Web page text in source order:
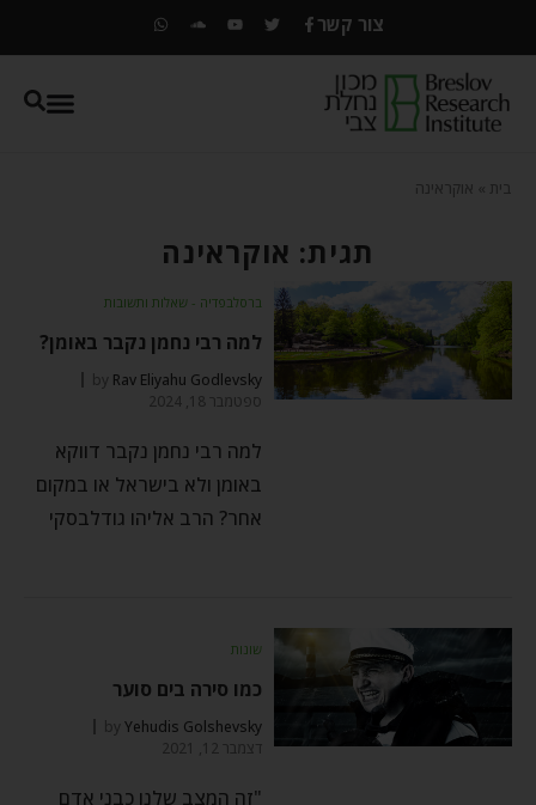
צור קשר
בית אוקראינה
תגית: אוקראינה
ברסלבפדיה - שאלות ותשובות
למה רבי נחמן נקבר באומן?
by Rav Eliyahu Godlevsky
ספטמבר 18, 2024
למה רבי נחמן נקבר דווקא
באומן ולא בישראל או במקום
אחר? הרב אליהו גודלבסקי
שונות
כמו סירה בים סוער
byYehudis Golshevsky
דצמבר 12, 2021
"זה המצב שלנו כבני אדם